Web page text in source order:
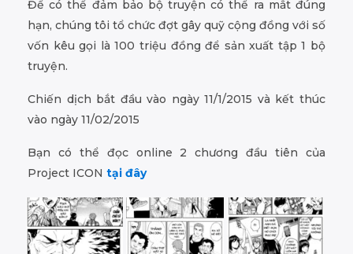
Để có thể đảm bảo bộ truyện có thể ra mắt đúng
hạn, chúng tôi tổ chức đợt gây quỹ cộng đồng với số
vốn kêu gọi là 100 triệu đồng để sản xuất tập 1 bộ
truyện.
Chiến dịch bắt đầu vào ngày 11/1/2015 và kết thúc
vào ngày 11/02/2015
Bạn có thể đọc online 2 chương đầu tiên của
Project ICON tại đây